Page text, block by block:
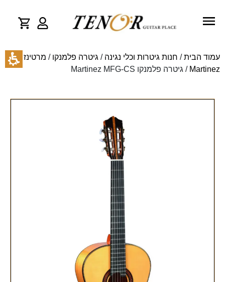
עמוד הבית/ חנות גיטרות וכלי נגינה / גיטרה פלמנקו / מרטינז -
Martinez / גיטרה פלמנקו Martinez MFG-CS